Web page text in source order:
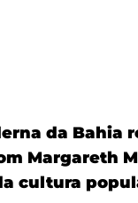
da Bahia
Margareth
cultura